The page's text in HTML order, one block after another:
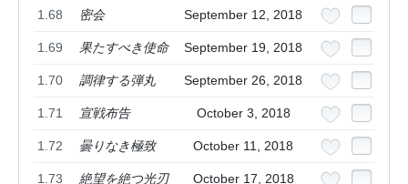
1.68 密会 September 12, 2018
1.69 果たすべき使命 September 19, 2018
1.70 調律する弾丸 September 26, 2018
1.71 宣戦布告 October 3, 2018
1.72 曇りなき極致 October 11, 2018
1.73 絶望を絶つ光刃 October 17, 2018